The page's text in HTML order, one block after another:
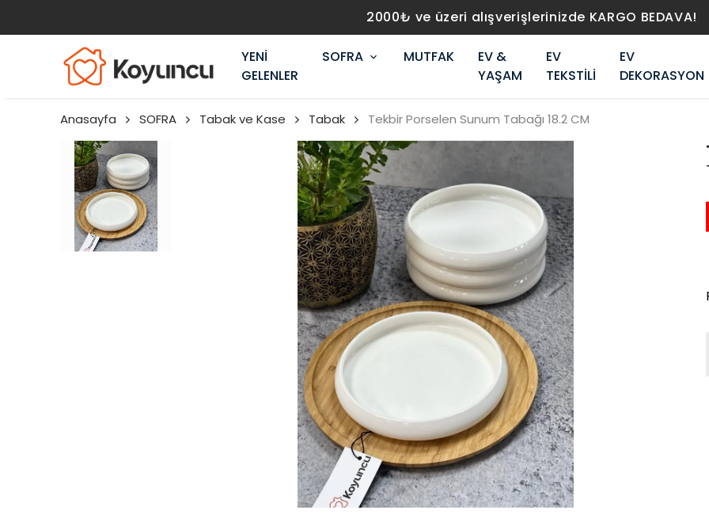
2000₺ ve üzeri alışverişlerinizde KARGO BEDAVA!
YENİ
GELENLER
SOFRA MUTFAK
EV &
YAŞAM
EV
TEKSTİLİ
EV
DEKORASYON
Anasayfa SOFRA Tabak ve Kase Tabak Tekbir Porselen Sunum Tabağı 18.2 CM